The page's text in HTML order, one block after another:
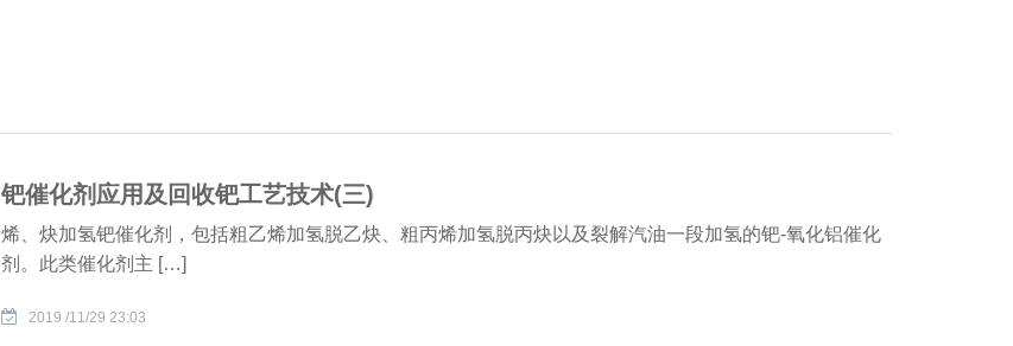
钯催化剂应用及回收钯工艺技术(三)
烯、炔加氢钯催化剂，包括粗乙烯加氢脱乙炔、粗丙烯加氢脱丙炔以及裂解汽油一段加氢的钯-氧化铝催化
剂。此类催化剂主 […]
2019 /11/29 23:03